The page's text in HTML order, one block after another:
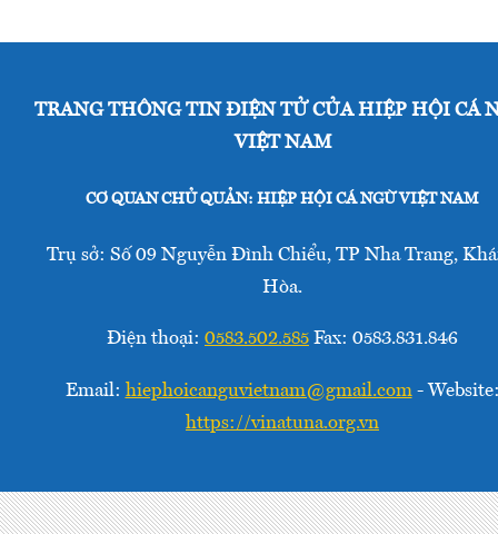
TRANG THÔNG TIN ĐIỆN TỬ CỦA HIỆP HỘI CÁ
VIỆT NAM
CƠ QUAN CHỦ QUẢN: HIỆP HỘI CÁ NGỪ VIỆT NAM
Trụ sở: Số 09 Nguyễn Đình Chiểu, TP Nha Trang,
Hòa.
Điện thoại: 0583.502.585 Fax: 0583.831.846
Email: hiephoicanguvietnam@gmail.com-
https://vinatuna.org.vn